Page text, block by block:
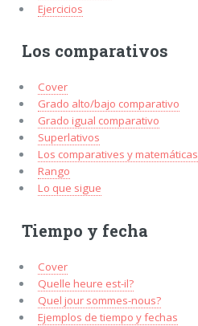
Ejercicios
Los comparativos
Cover
Grado alto/bajo comparativo
Grado igual comparativo
Superlativos
Los comparatives y matemáticas
Rango
Lo que sigue
Tiempo y fecha
Cover
Quelle heure est-il?
Quel jour sommes-nous?
Ejemplos de tiempo y fechas